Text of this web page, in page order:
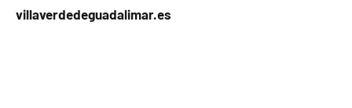
villaverdedeguadalimar.es